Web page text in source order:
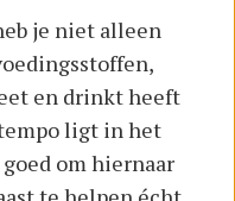
je niet alleen
en drinkt heeft
ligt in het
om hiernaar